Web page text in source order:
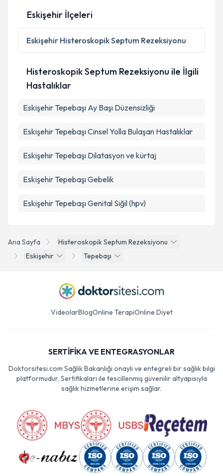
Kişisel verilerimin işlenmesine ilişkinAydınlatma
Metni'ni okudum ve kişisel verilerimin belirtilen
kapsamda işlenmesini kabul ediyorum.
Takvim Talebini Gönder
Ana Sayfa
Histeroskopik Septum Rezeksiyonu
Eskişehir
Tepebaşı
Eskişehir İlçeleri
Eskişehir Histeroskopik Septum Rezeksiyonu
Histeroskopik Septum Rezeksiyonu ile İlgili
Hastalıklar
Eskişehir Tepebaşı Ay Başı Düzensizliği
Eskişehir Tepebaşı Cinsel Yolla Bulaşan Hastalıklar
Eskişehir Tepebaşı Dilatasyon ve kürtaj
Eskişehir Tepebaşı Gebelik
Eskişehir Tepebaşı Genital Siğil (hpv)
VideolarBlogOnline TerapiOnline Diyet
SERTİFİKA VE ENTEGRASYONLAR
Doktorsitesi.com Sağlık Bakanlığı onaylı ve entegreli bir sağlık bilgi
platformudur. Sertifikaları ile tescillenmiş güvenilir altyapısıyla
sağlık hizmetlerine erişim sağlar.